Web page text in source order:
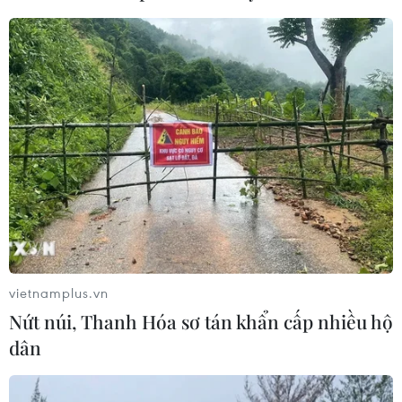
công nghệ tài chính (fintech), kỹ thuật công
nghệ y tế (healthtech) và kỹ thuật công nghệ
giáo dục (edtech), trong đó giá trị giao dịch
trong lĩnh vực fintech đã tăng lên mức cao kỷ
lục 1,7 tỷ USD vào năm 2019, tăng 40% so với
năm 2018.
Báo cáo nêu trên cho hay sẽ có thêm nhiều
khoản đầu tư và hợp nhất trong lĩnh vực này
trong những năm tới khi các nhà đầu tư tài
chính và chiến lược tận dụng lĩnh vực dịch vụ
tài chính kỹ thuật số đang phát triển nhanh
chóng./.
vietnamplus.vn
Nứt núi, Thanh Hóa sơ tán khẩn cấp nhiều hộ
dân